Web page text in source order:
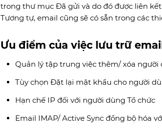
trong thư mục Đã gửi và do đó được liên
Tương tự, email cũng sẽ có sẵn trong các
Ưu điểm của việc lưu trữ
Quản lý tập trung việc thêm/ xóa
Tùy chọn Đặt lại mật khẩu cho người
Hạn chế IP đối với người dùng Tổ chức
Email IMAP/ Active Sync đồng bộ hóa